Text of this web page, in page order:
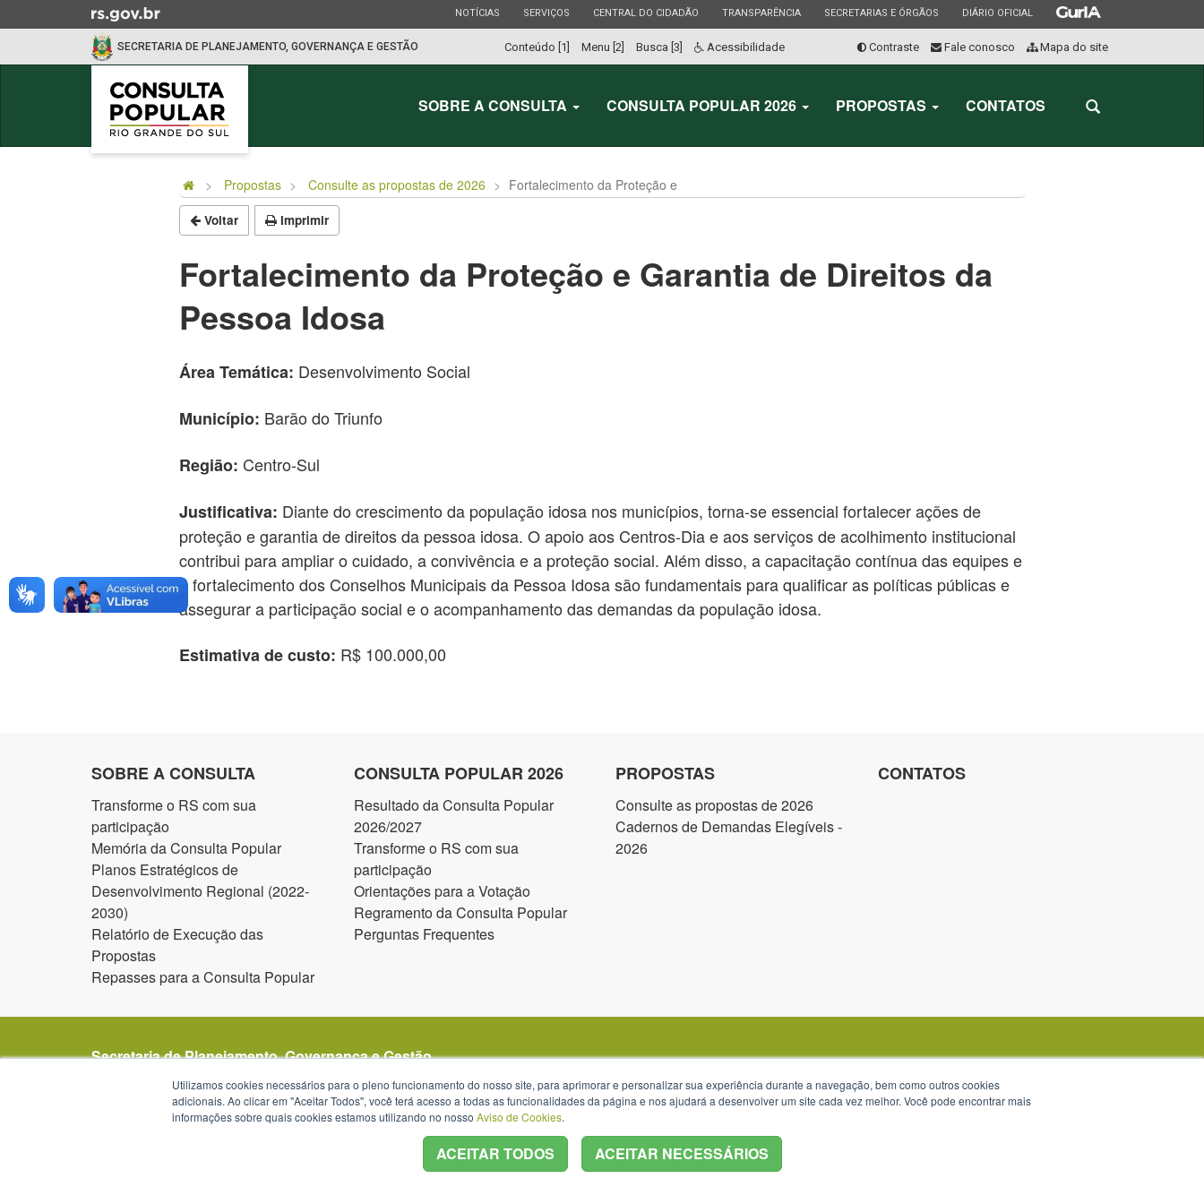
para
ESTADO
NOTÍCIAS ESTADO
SERVIÇOS ESTADO
CENTRAL DO CIDADÃO ESTADO
TRANSPARÊNCIA ESTADO
SECRETARIAS E ÓRGÃOS ESTADO
DIÁRIO OFICIAL ESTADO
SECRETARIA DE PLANEJAMENTO, GOVERNANÇA E GESTÃO Conteúdo [1] Menu [2] Busca [3] Acessibilidade Contraste Fale conosco Mapa do site
Abrir
busca
SOBRE A CONSULTA CONSULTA POPULAR 2026 PROPOSTAS CONTATOS
Propostas Consulte as propostas de 2026 Fortalecimento da Proteção e
Voltar Imprimir
Fortalecimento da Proteção e Garantia de Direitos da
Pessoa Idosa
Área Temática: Desenvolvimento Social
Município: Barão do Triunfo
Região: Centro-Sul
Justificativa: Diante do crescimento da população idosa nos municípios, torna-se essencial fortalecer ações de
proteção e garantia de direitos da pessoa idosa. O apoio aos Centros-Dia e aos serviços de acolhimento institucional
contribui para ampliar o cuidado, a convivência e a proteção social. Além disso, a capacitação contínua das equipes e
o fortalecimento dos Conselhos Municipais da Pessoa Idosa são fundamentais para qualificar as políticas públicas e
assegurar a participação social e o acompanhamento das demandas da população idosa.
Estimativa de custo: R$ 100.000,00
SOBRE A CONSULTA
Transforme o RS com sua
participação
Memória da Consulta Popular
Planos Estratégicos de
Desenvolvimento Regional (2022-
2030)
Relatório de Execução das
Propostas
Repasses para a Consulta Popular
CONSULTA POPULAR 2026
Resultado da Consulta Popular
2026/2027
Transforme o RS com sua
participação
Orientações para a Votação
Regramento da Consulta Popular
Perguntas Frequentes
PROPOSTAS
Consulte as propostas de 2026
Cadernos de Demandas Elegíveis -
2026
CONTATOS
Secretaria de Planejamento, Governança e Gestão
Avenida Borges de Medeiros 1501
1º, 2º, 19º, 20º e 21º andar
Porto Alegre - RS -
mapa
Utilizamos cookies necessários para o pleno funcionamento do nosso site, para aprimorar e personalizar sua experiência durante a navegação, bem como outros cookies
adicionais. Ao clicar em "Aceitar Todos", você terá acesso a todas as funcionalidades da página e nos ajudará a desenvolver um site cada vez melhor. Você pode encontrar mais
informações sobre quais cookies estamos utilizando no nosso Aviso de Cookies.
ACEITAR TODOS ACEITAR NECESSÁRIOS